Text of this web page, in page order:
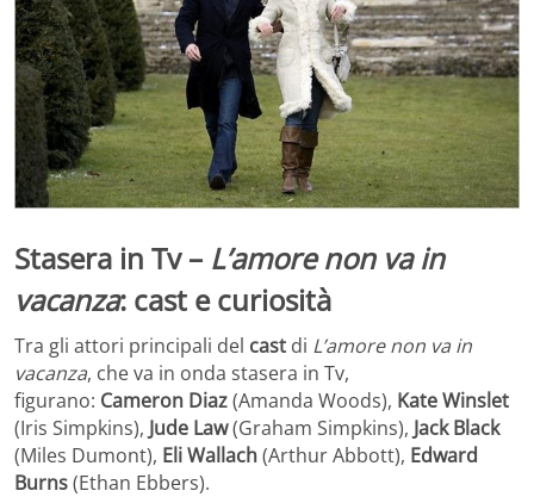
Stasera in Tv – L’amore non va in
vacanza: cast e curiosità
Tra gli attori principali del cast di L’amore non va in
vacanza, che va in onda stasera in Tv,
figurano: Cameron Diaz(Amanda Woods), Kate Winslet
(Iris Simpkins), Jude Law(Graham Simpkins), Jack Black
(Miles Dumont), Eli Wallach(Arthur Abbott), Edward
Burns(Ethan Ebbers).